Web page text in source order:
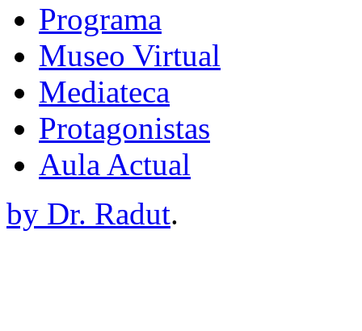
Programa
Museo Virtual
Mediateca
Protagonistas
Aula Actual
by Dr. Radut.